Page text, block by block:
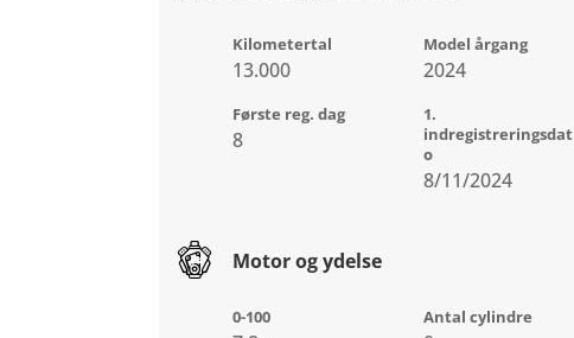
Kilometertal
13.000
Model årgang
2024
Første reg. dag
8
1.
indregistreringsdat
o
8/11/2024
Motor og ydelse
0-100 Antal cylindre